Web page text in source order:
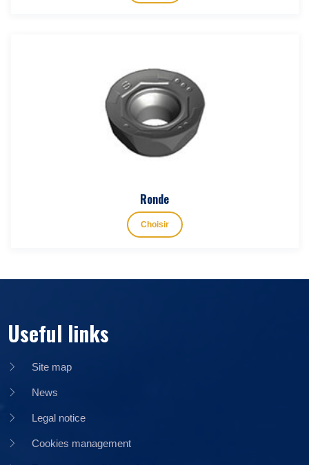
Ronde
Choisir
Useful links
Site map
News
Legal notice
Cookies management